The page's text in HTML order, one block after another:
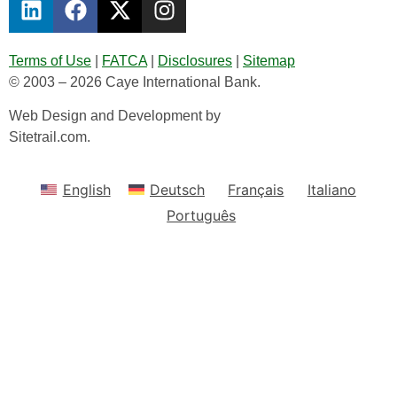
Terms of Use FATCA| Disclosures
Sitemap
© 2003 – 2026 Caye International Bank.
Web Design and Development by
Sitetrail.com.
English Deutsch Français
Italiano
Português